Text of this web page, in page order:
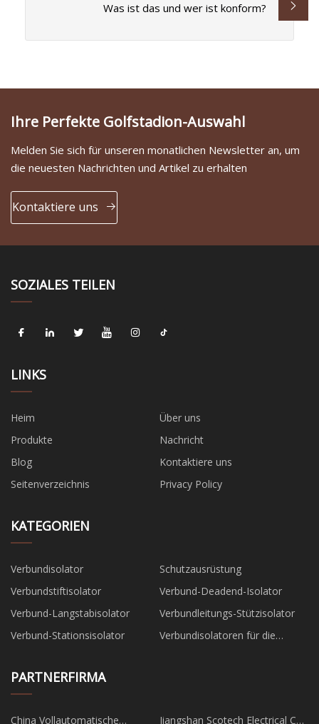
Was ist das und wer ist konform?
Ihre Perfekte Golfstadion-Auswahl
Melden Sie sich für unseren monatlichen Newsletter an, um
die neuesten Nachrichten und Artikel zu erhalten
Kontaktiere uns
SOZIALES TEILEN
LINKS
Heim
Über uns
Produkte
Nachricht
Blog
Kontaktiere uns
Seitenverzeichnis
Privacy Policy
KATEGORIEN
Verbundisolator
Schutzausrüstung
Verbundstiftisolator
Verbund-Deadend-Isolator
Verbund-Langstabisolator
Verbundleitungs-Stützisolator
Verbund-Stationsisolator
Verbundisolatoren für die
PARTNERFIRMA
China Vollautomatische Jiangshan Scotech Electrical Co.,